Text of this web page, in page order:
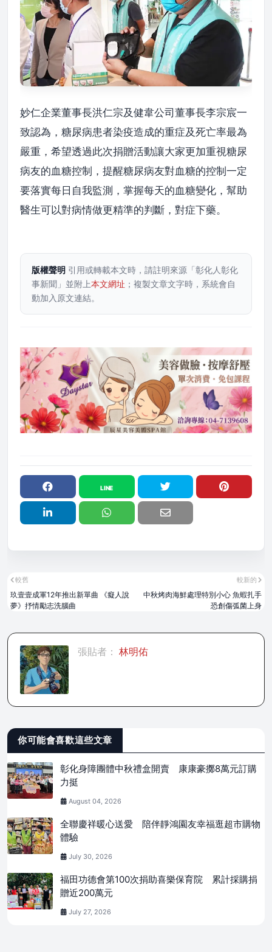
妙仁企業董事長洪仁宗及健韋公司董事長李宗宸一
致認為，糖尿病患者染疫造成的重症及死亡率最為
嚴重，希望透過此次捐贈活動讓大家更加重視糖尿
病友的血糖控制，提醒糖尿病友對血糖的控制一定
要落實每日自我監測，掌握每天的血糖變化，幫助
醫生可以對病情做更精準的判斷，對症下藥。
版權聲明 引用或轉載本文時，請註明來源「彰化人彰化
事新聞」並附上本文網址 ；複製文章文字時，系統會自
動加入原文連結。
較新的
中秋烤肉海鮮處理特別小心 魚蝦扎手
恐創傷弧菌上身
較舊
玖壹壹成軍12年推出新單曲 《癡人說
夢》抒情勵志洗腦曲
張貼者： 林明佑
你可能會喜歡這些文章
彰化身障團體中秋禮盒開賣 康康豪擲8萬元訂購
力挺
August 04, 2026
全聯慶祥暖心送愛 陪伴靜鴻園友幸福逛超市購物
體驗
July 30, 2026
福田功德會第100次捐助喜樂保育院 累計採購捐
贈近200萬元
July 27, 2026